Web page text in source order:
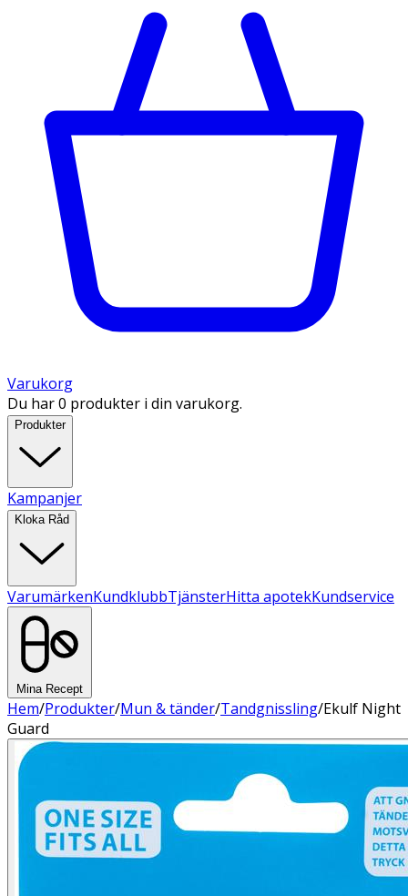
Varukorg
Du har 0 produkter i din varukorg.
Produkter
Kampanjer
Kloka Råd
VarumärkenKundklubbTjänsterHitta apotekKundservice
Mina Recept
Hem/Produkter/Mun & tänder/Tandgnissling/Ekulf Night
Guard